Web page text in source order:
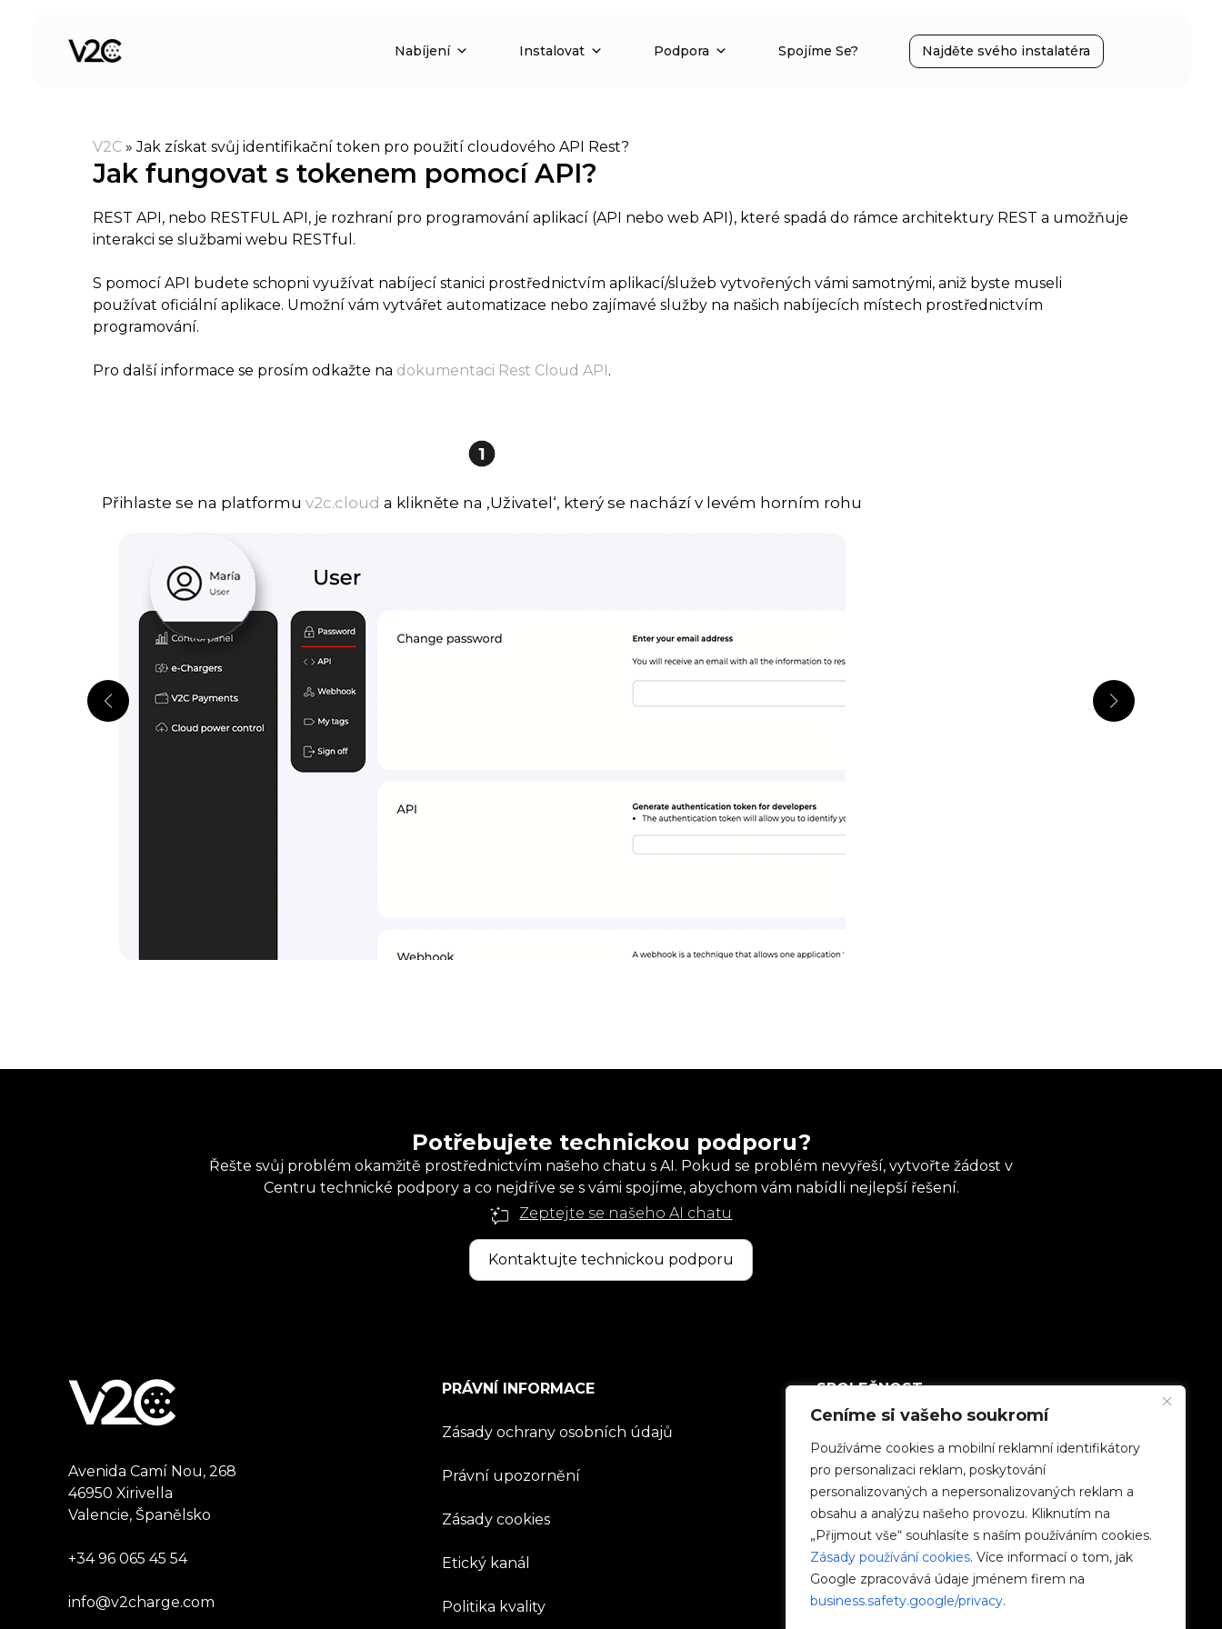
Ceníme si vašeho soukromí
Používáme cookies a mobilní reklamní identifikátory
pro personalizaci reklam, poskytování
personalizovaných a nepersonalizovaných reklam a
obsahu a analýzu našeho provozu. Kliknutím na
„Přijmout vše“ souhlasíte s naším používáním cookies.
Zásady používání cookies. Více informací o tom, jak
Google zpracovává údaje jménem firem na
business.safety.google/privacy.
Nabíjení Instalovat Podpora Spojíme Se? Najděte svého instalatéra
V2C »Jak získat svůj identifikační token pro použití cloudového API Rest?
Jak fungovat s tokenem pomocí API?
REST API, nebo RESTFUL API, je rozhraní pro programování aplikací (API nebo web API), které spadá do rámce architektury REST a umožňuje
interakci se službami webu RESTful.
S pomocí API budete schopni využívat nabíjecí stanici prostřednictvím aplikací/služeb vytvořených vámi samotnými, aniž byste museli
používat oficiální aplikace. Umožní vám vytvářet automatizace nebo zajímavé služby na našich nabíjecích místech prostřednictvím
programování.
Pro další informace se prosím odkažte na dokumentaci Rest Cloud API.
Přihlaste se na platformu v2c.cloud a klikněte na ‚Uživatel‘, který se nachází v levém horním rohu
Potřebujete technickou podporu?
Řešte svůj problém okamžitě prostřednictvím našeho chatu s AI. Pokud se problém nevyřeší, vytvořte žádost v
Centru technické podpory a co nejdříve se s vámi spojíme, abychom vám nabídli nejlepší řešení.
Zeptejte se našeho AI chatu
Kontaktujte technickou podporu
Avenida Camí Nou, 268
46950 Xirivella
Valencie, Španělsko
+34 96 065 45 54
info@v2charge.com
PRÁVNÍ INFORMACE
Zásady ochrany osobních údajů
Právní upozornění
Zásady cookies
Etický kanál
Politika kvality
SPOLEČNOST
e-Chargers
V2C Power
V2C Cloud
Blog